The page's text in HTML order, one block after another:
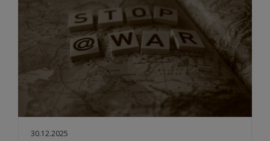
30.12.2025